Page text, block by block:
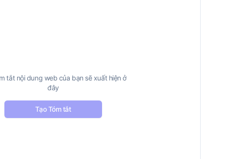
tắt nội dung web của bạn sẽ xuất hiện ở
đây
Tạo Tóm tắt